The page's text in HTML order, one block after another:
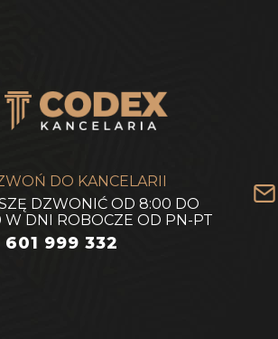
DO KANCELARII
DZWONIĆ OD 8:00 DO
W DNI ROBOCZE OD PN-PT
601 999 332